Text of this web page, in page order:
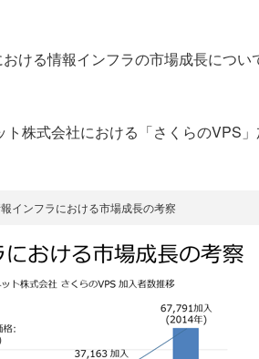
ける情報インフラの市場成長につい
株式会社における「さくらのVPS
インフラにおける市場成長の考察